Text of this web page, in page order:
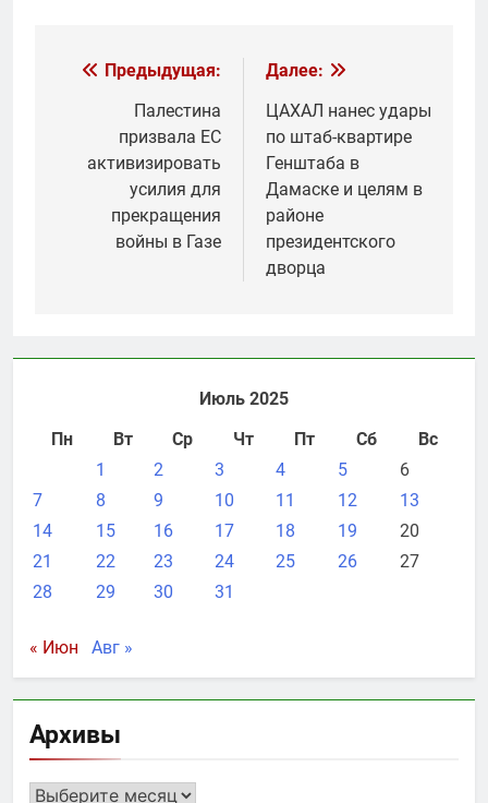
Навигация
записям
Предыдущая:
Палестина
призвала ЕС
активизировать
усилия для
прекращения
войны в Газе
Далее:
ЦАХАЛ нанес удары
по штаб-квартире
Генштаба в
Дамаске и целям в
районе
президентского
дворца
Июль 2025
Пн
Вт Ср Чт Пт Сб
Вс
1
2 3 4 5
6
7
8 9 10 11 12
13
14
15 16 17 18 19
20
21
22 23 24 25 26
27
28
29 30 31
« Июн Авг »
Архивы
Архивы